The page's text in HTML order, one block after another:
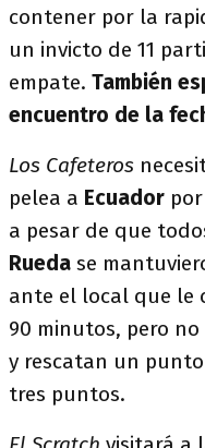
contener por la
un invicto de 11
empate. También
encuentro de la
Los Cafeteros
pelea a Ecuador
a pesar de que
Rueda se
ante el local que le
90 minutos, pero
y rescatan un
tres puntos.